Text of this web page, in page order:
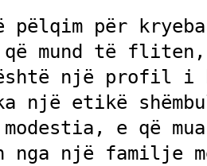
pëlqim për
që mund të
është një profil
një etikë
e që
nga një familje